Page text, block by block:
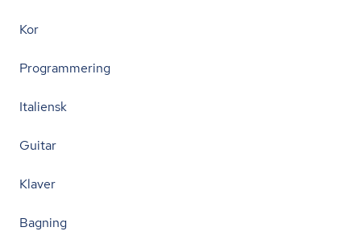
Kor
Programmering
Italiensk
Guitar
Klaver
Bagning